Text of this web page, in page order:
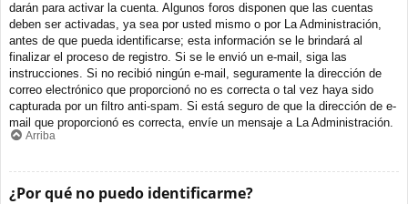
darán para activar la cuenta. Algunos foros disponen que las cuentas
deben ser activadas, ya sea por usted mismo o por La Administración,
antes de que pueda identificarse; esta información se le brindará al
finalizar el proceso de registro. Si se le envió un e-mail, siga las
instrucciones. Si no recibió ningún e-mail, seguramente la dirección de
correo electrónico que proporcionó no es correcta o tal vez haya sido
capturada por un filtro anti-spam. Si está seguro de que la dirección de e-
mail que proporcionó es correcta, envíe un mensaje a La Administración.
Arriba
¿Por qué no puedo identificarme?